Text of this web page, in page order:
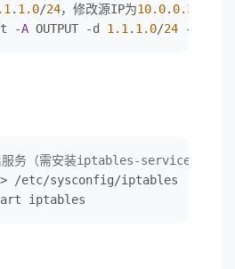
. 1.0/24，修改源IP为10.0. 0.3
-A OUTPUT -d 1.1 . 1.0/24 -j
服务（需安装iptables-services）
/etc/sysconfig/iptables
iptables